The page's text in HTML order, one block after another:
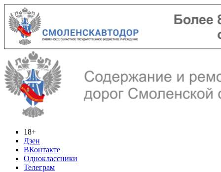
18+
Дзен
ВКонтакте
Одноклассники
Телеграм